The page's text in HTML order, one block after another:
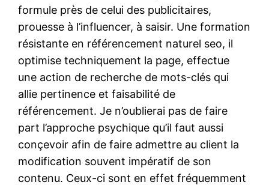
formule près de celui des publicitaires,
prouesse à l’influencer, à saisir. Une formation
résistante en référencement naturel seo, il
optimise techniquement la page, effectue
une action de recherche de mots-clés qui
allie pertinence et faisabilité de
référencement. Je n’oublierai pas de faire
part l’approche psychique qu’il faut aussi
conçevoir afin de faire admettre au client la
modification souvent impératif de son
contenu. Ceux-ci sont en effet fréquemment